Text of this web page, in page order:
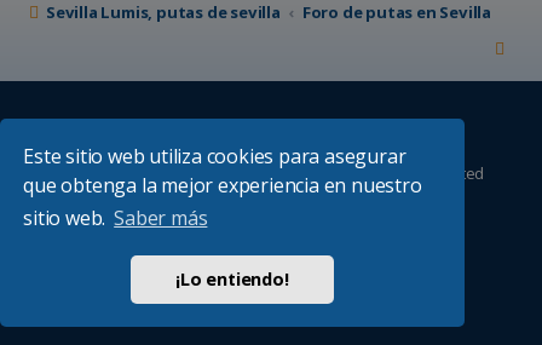
Este sitio web utiliza cookies para asegurar
que obtenga la mejor experiencia en nuestro
sitio web. Saber más
¡Lo entiendo!
Sevilla Lumis, putas de sevilla Foro de putas en Sevilla
Desarrollado por phpBB
® Forum Software © phpBB Limited
Absolution style by
Traducción al español porphpBB España
Privacidad|Condiciones